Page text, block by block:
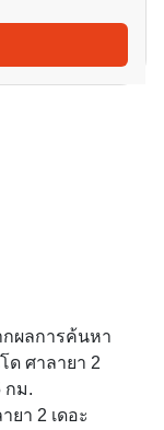
ผลการค้นหา
ด ศาลายา 2
กม.
า 2 เดอะ